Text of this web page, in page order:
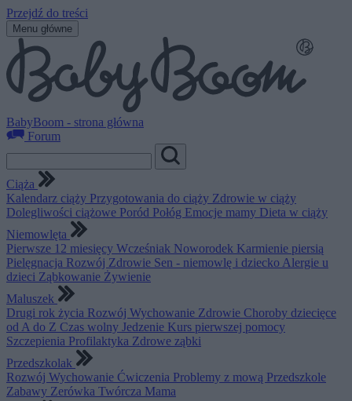
Przejdź do treści
Menu główne
BabyBoom - strona główna
Forum
Ciąża
Kalendarz ciąży Przygotowania do ciąży Zdrowie w ciąży
Dolegliwości ciążowe Poród Połóg Emocje mamy Dieta w ciąży
Niemowlęta
Pierwsze 12 miesięcy Wcześniak Noworodek Karmienie piersią
Pielęgnacja Rozwój Zdrowie Sen - niemowlę i dziecko Alergie u
dzieci Ząbkowanie Żywienie
Maluszek
Drugi rok życia Rozwój Wychowanie Zdrowie Choroby dziecięce
od A do Z Czas wolny Jedzenie Kurs pierwszej pomocy
Szczepienia Profilaktyka Zdrowe ząbki
Przedszkolak
Rozwój Wychowanie Ćwiczenia Problemy z mową Przedszkole
Zabawy Zerówka Twórcza Mama